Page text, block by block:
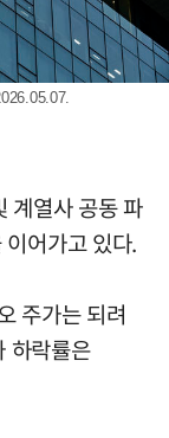
계열사 공동 파
어가고 있다.
주가는 되려
하락률은